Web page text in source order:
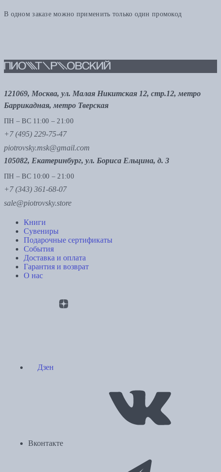
В одном заказе можно применить только один промокод
121069, Москва, ул. Малая Никитская 12, стр.12, метро
Баррикадная, метро Тверская
ПН – ВС 11:00 – 21:00
+7 (495) 229-75-47
piotrovsky.msk@gmail.com
105082, Екатеринбург, ул. Бориса Ельцина, д. 3
ПН – ВС 10:00 – 21:00
+7 (343) 361-68-07
sale@piotrovsky.store
Книги
Сувениры
Подарочные сертификаты
События
Доставка и оплата
Гарантия и возврат
О нас
Дзен
Вконтакте